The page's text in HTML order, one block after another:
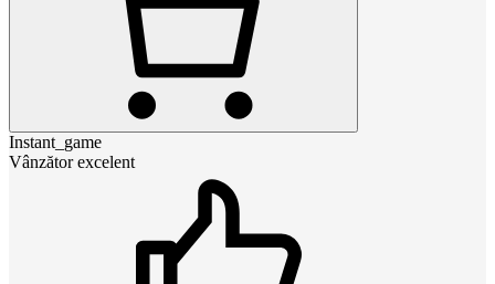
Instant_game
Vânzător excelent